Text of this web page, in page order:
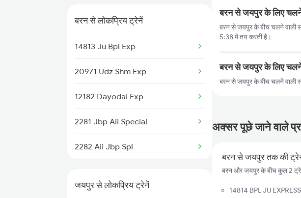
Jaipur to Bhuj Trains
बरन से लोकप्रिय ट्रेनें
14813 Ju Bpl Exp
20971 Udz Shm Exp
12182 Dayodai Exp
2281 Jbp Aii Special
2282 Aii Jbp Spl
जयपुर से लोकप्रिय ट्रेनें
बरन से जयपुर के लिए
बरन से जयपुर के बीच चलने
5:38 में तय करती है।
बरन से जयपुर के लिए
बरन से जयपुर के बीच चलने वाली
अक्सर पूछे जाने वाले
बरन से जयपुर तक की
बरन और जयपुर के बीच कुल 2
14814 BPL JU